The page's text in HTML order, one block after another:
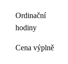
Ordinační
hodiny
Cena výplně